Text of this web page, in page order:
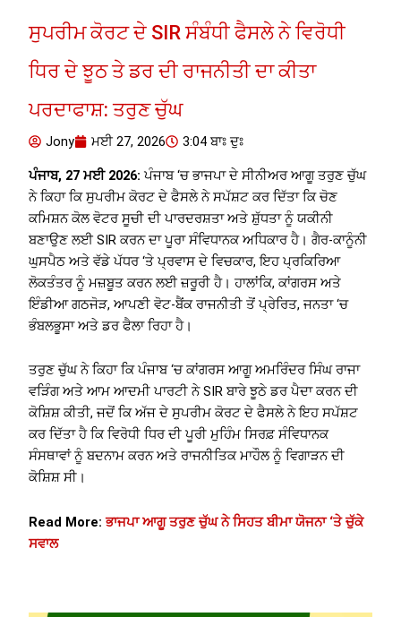
ਸੁਪਰੀਮ ਕੋਰਟ ਦੇ SIR ਸੰਬੰਧੀ ਫੈਸਲੇ ਨੇ ਵਿਰੋਧੀ
ਧਿਰ ਦੇ ਝੂਠ ਤੇ ਡਰ ਦੀ ਰਾਜਨੀਤੀ ਦਾ ਕੀਤਾ
ਪਰਦਾਫਾਸ਼: ਤਰੁਣ ਚੁੱਘ
Jony ਮਈ 27, 2026 3:04 ਬਾਃ ਦੁਃ
ਪੰਜਾਬ, 27 ਮਈ 2026: ਪੰਜਾਬ ‘ਚ ਭਾਜਪਾ ਦੇ ਸੀਨੀਅਰ ਆਗੂ ਤਰੁਣ ਚੁੱਘ
ਨੇ ਕਿਹਾ ਕਿ ਸੁਪਰੀਮ ਕੋਰਟ ਦੇ ਫੈਸਲੇ ਨੇ ਸਪੱਸ਼ਟ ਕਰ ਦਿੱਤਾ ਕਿ ਚੋਣ
ਕਮਿਸ਼ਨ ਕੋਲ ਵੋਟਰ ਸੂਚੀ ਦੀ ਪਾਰਦਰਸ਼ਤਾ ਅਤੇ ਸ਼ੁੱਧਤਾ ਨੂੰ ਯਕੀਨੀ
ਬਣਾਉਣ ਲਈ SIR ਕਰਨ ਦਾ ਪੂਰਾ ਸੰਵਿਧਾਨਕ ਅਧਿਕਾਰ ਹੈ। ਗੈਰ-ਕਾਨੂੰਨੀ
ਘੁਸਪੈਠ ਅਤੇ ਵੱਡੇ ਪੱਧਰ ‘ਤੇ ਪ੍ਰਵਾਸ ਦੇ ਵਿਚਕਾਰ, ਇਹ ਪ੍ਰਕਿਰਿਆ
ਲੋਕਤੰਤਰ ਨੂੰ ਮਜ਼ਬੂਤ ​​ਕਰਨ ਲਈ ਜ਼ਰੂਰੀ ਹੈ। ਹਾਲਾਂਕਿ, ਕਾਂਗਰਸ ਅਤੇ
ਇੰਡੀਆ ਗਠਜੋੜ, ਆਪਣੀ ਵੋਟ-ਬੈਂਕ ਰਾਜਨੀਤੀ ਤੋਂ ਪ੍ਰੇਰਿਤ, ਜਨਤਾ ‘ਚ
ਭੰਬਲਭੂਸਾ ਅਤੇ ਡਰ ਫੈਲਾ ਰਿਹਾ ਹੈ।
ਤਰੁਣ ਚੁੱਘ ਨੇ ਕਿਹਾ ਕਿ ਪੰਜਾਬ ‘ਚ ਕਾਂਗਰਸ ਆਗੂ ਅਮਰਿੰਦਰ ਸਿੰਘ ਰਾਜਾ
ਵੜਿੰਗ ਅਤੇ ਆਮ ਆਦਮੀ ਪਾਰਟੀ ਨੇ SIR ਬਾਰੇ ਝੂਠੇ ਡਰ ਪੈਦਾ ਕਰਨ ਦੀ
ਕੋਸ਼ਿਸ਼ ਕੀਤੀ, ਜਦੋਂ ਕਿ ਅੱਜ ਦੇ ਸੁਪਰੀਮ ਕੋਰਟ ਦੇ ਫੈਸਲੇ ਨੇ ਇਹ ਸਪੱਸ਼ਟ
ਕਰ ਦਿੱਤਾ ਹੈ ਕਿ ਵਿਰੋਧੀ ਧਿਰ ਦੀ ਪੂਰੀ ਮੁਹਿੰਮ ਸਿਰਫ਼ ਸੰਵਿਧਾਨਕ
ਸੰਸਥਾਵਾਂ ਨੂੰ ਬਦਨਾਮ ਕਰਨ ਅਤੇ ਰਾਜਨੀਤਿਕ ਮਾਹੌਲ ਨੂੰ ਵਿਗਾੜਨ ਦੀ
ਕੋਸ਼ਿਸ਼ ਸੀ।
Read More:ਭਾਜਪਾ ਆਗੂ ਤਰੁਣ ਚੁੱਘ ਨੇ ਸਿਹਤ ਬੀਮਾ ਯੋਜਨਾ ‘ਤੇ ਚੁੱਕੇ
ਸਵਾਲ